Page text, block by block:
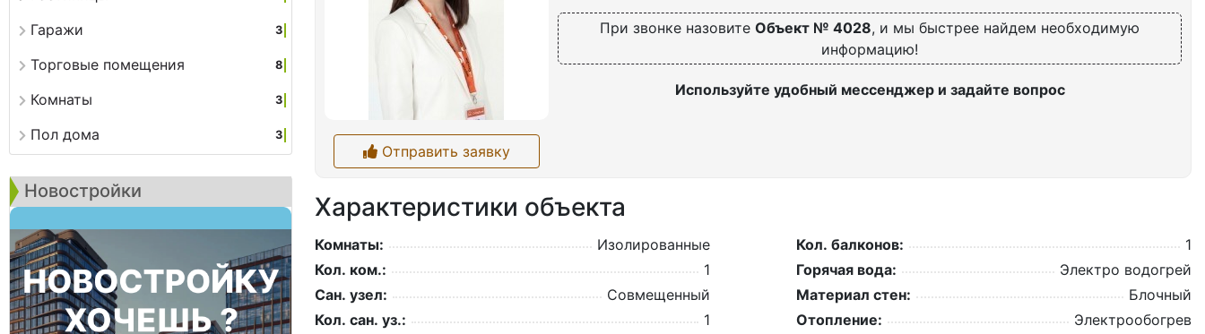
Гаражи 3
Торговые помещения 8
Комнаты 3
Пол дома 3
Новостройки
Отправить заявку
При звонке назовите Объект № 4028, и мы быстрее найдем необходимую
информацию!
Используйте удобный мессенджер и задайте вопрос
Характеристики объекта
Комнаты:
Изолированные
Кол. ком.:
1
Сан. узел:
Совмещенный
Кол. сан. уз.:
1
Кол. балконов:
1
Горячая вода:
Электро водогрей
Материал стен:
Блочный
Отопление:
Электрообогрев